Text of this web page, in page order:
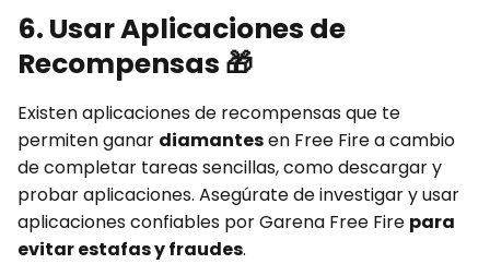
6. Usar Aplicaciones de
Recompensas 🎁
Existen aplicaciones de recompensas que te
permiten ganar diamantesen Free Fire a cambio
de completar tareas sencillas, como descargar y
probar aplicaciones. Asegúrate de investigar y usar
aplicaciones confiables por Garena Free Fire para
evitar estafas y fraudes.